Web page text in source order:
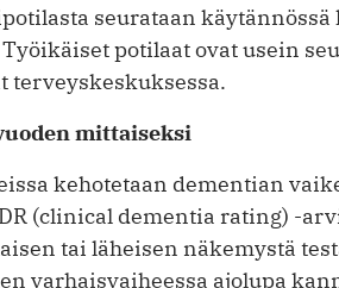
seurataan
potilaat ovat usein
terveyskeskuksessa.
mittaiseksi
kehotetaan dementian
(clinical dementia rating) -
tai läheisen näkemystä
varhaisvaiheessa ajolupa